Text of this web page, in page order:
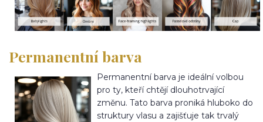
Permanentní barva
Permanentní barva je ideální volbou
pro ty, kteří chtějí dlouhotrvající
změnu. Tato barva proniká hluboko do
struktury vlasu a zajišťuje tak trvalý